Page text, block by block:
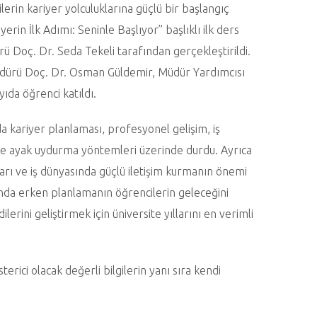
kariyer yolculuklarına güçlü bir başlangıç
İlk Adımı: Seninle Başlıyor” başlıklı ilk ders
Doç. Dr. Seda Tekeli tarafından gerçekleştirildi.
Doç. Dr. Osman Güldemir, Müdür Yardımcısı
öğrenci katıldı.
kariyer planlaması, profesyonel gelişim, iş
ayak uydurma yöntemleri üzerinde durdu. Ayrıca
ve iş dünyasında güçlü iletişim kurmanın önemi
erken planlamanın öğrencilerin geleceğini
geliştirmek için üniversite yıllarını en verimli
olacak değerli bilgilerin yanı sıra kendi